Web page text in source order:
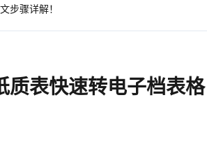
步骤详解！
质表快速转电子档表格